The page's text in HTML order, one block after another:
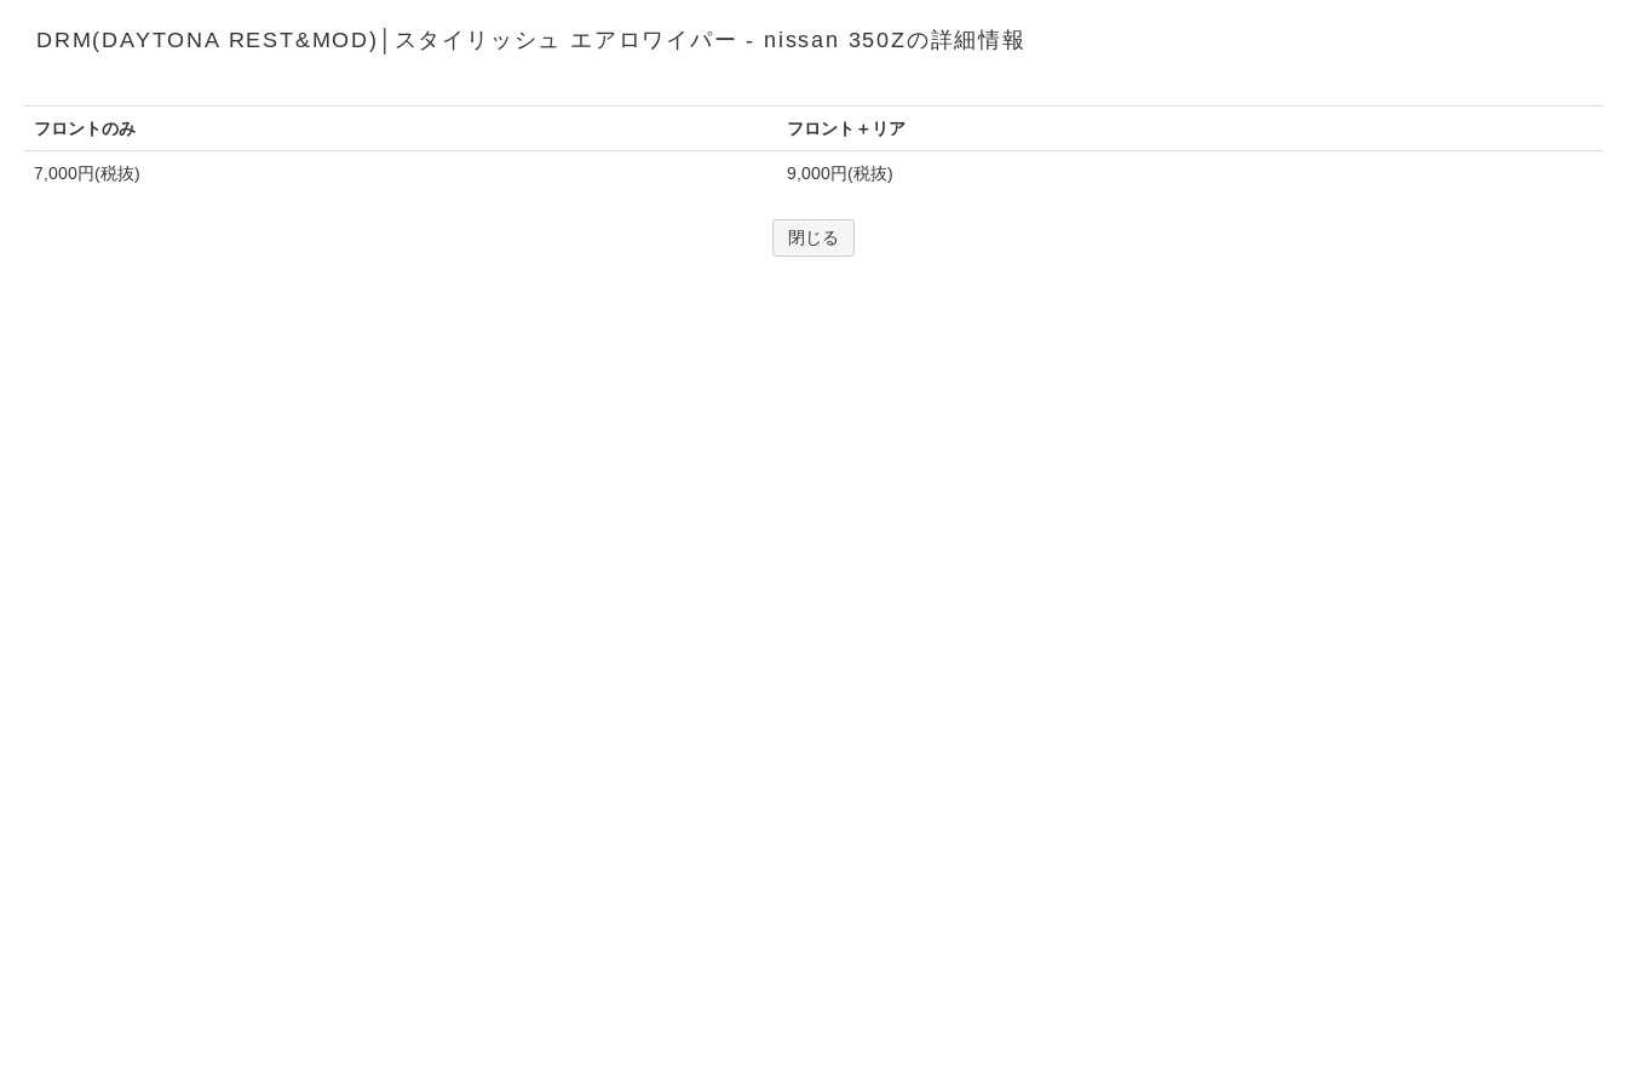
DRM(DAYTONA REST&MOD)│スタイリッシュ エアロワイパー - nissan 350Zの詳細情報
フロントのみ フロント＋リア
7,000円(税抜) 9,000円(税抜)
閉じる